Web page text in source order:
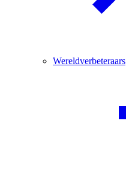
Wereldverbeteraars